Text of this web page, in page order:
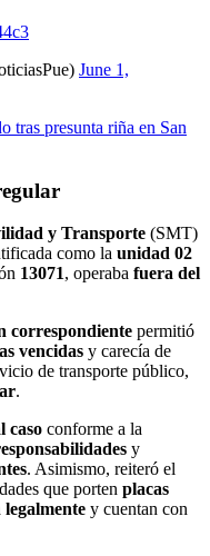
June 1,
tras presunta riña en San
y Transporte (SMT)
como la unidad 02
13071, operaba fuera del
correspondiente permitió
vencidas y carecía de
de transporte público,
.
caso conforme a la
y
. Asimismo, reiteró el
que porten placas
legalmente y cuentan con